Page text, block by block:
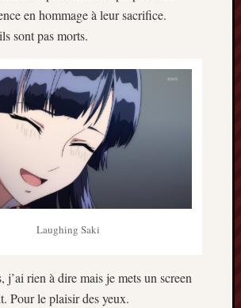
en hommage à leur sacrifice.
sont pas morts.
Laughing Saki
j’ai rien à dire mais je mets un screen
Pour le plaisir des yeux.